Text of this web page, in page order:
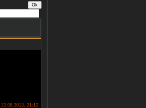
13.08.2013, 21:10